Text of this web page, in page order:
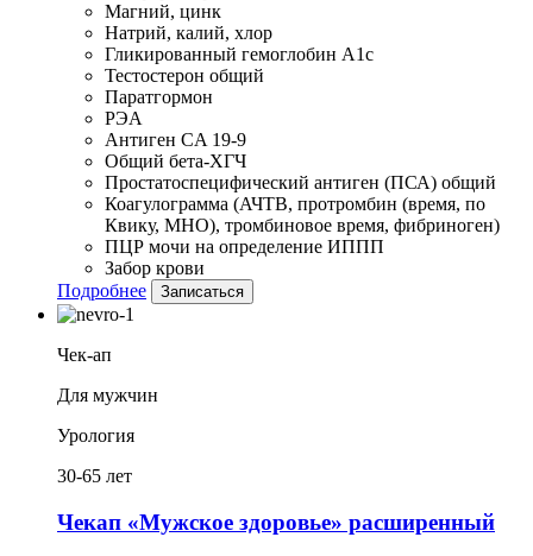
Магний, цинк
Натрий, калий, хлор
Гликированный гемоглобин А1с
Тестостерон общий
Паратгормон
РЭА
Антиген CA 19-9
Общий бета-ХГЧ
Простатоспецифический антиген (ПСА) общий
Коагулограмма (АЧТВ, протромбин (время, по
Квику, МНО), тромбиновое время, фибриноген)
ПЦР мочи на определение ИППП
Забор крови
Подробнее
Записаться
Чек-ап
Для мужчин
Урология
30-65 лет
Чекап «Мужское здоровье» расширенный